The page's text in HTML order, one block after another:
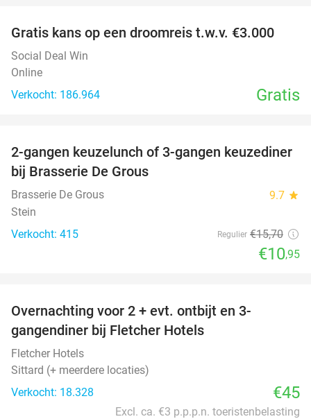
Gratis kans op een droomreis t.w.v. €3.000
Social Deal Win
Online
Verkocht: 186.964
Gratis
30%
2-gangen keuzelunch of 3-gangen keuzediner
bij Brasserie De Grous
Brasserie De Grous 9.7 star
Stein
Verkocht: 415
Regulier €15,70
€10,95
Overnachting voor 2 + evt. ontbijt en 3-
gangendiner bij Fletcher Hotels
Fletcher Hotels
Sittard (+ meerdere locaties)
Verkocht: 18.328
€45
Excl. ca. €3 p.p.p.n. toeristenbelasting